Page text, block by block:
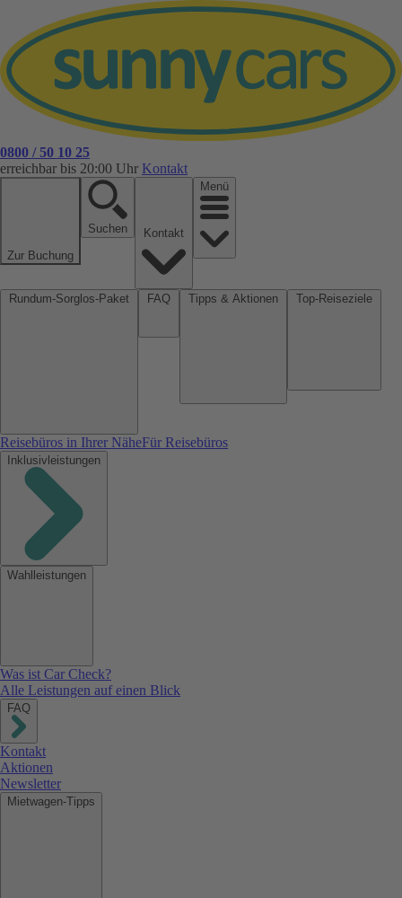
0800 / 50 10 25
erreichbar bis 20:00 Uhr Kontakt
Zur Buchung
Suchen
Menü
Reisebüros in Ihrer NäheFür Reisebüros
Inklusivleistungen
Wahlleistungen
Was ist Car Check?
Alle Leistungen auf einen Blick
FAQ
Kontakt
Aktionen
Newsletter
Mietwagen-Tipps